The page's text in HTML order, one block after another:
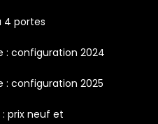
4 portes
: configuration 2024
: configuration 2025
: prix neuf et